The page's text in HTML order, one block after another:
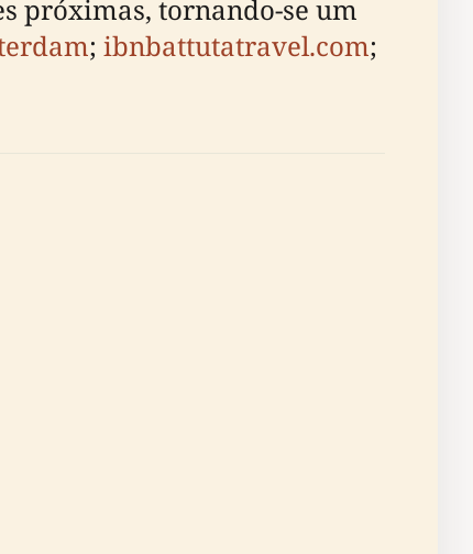
próximas, tornando-se um
; ibnbattutatravel.com;